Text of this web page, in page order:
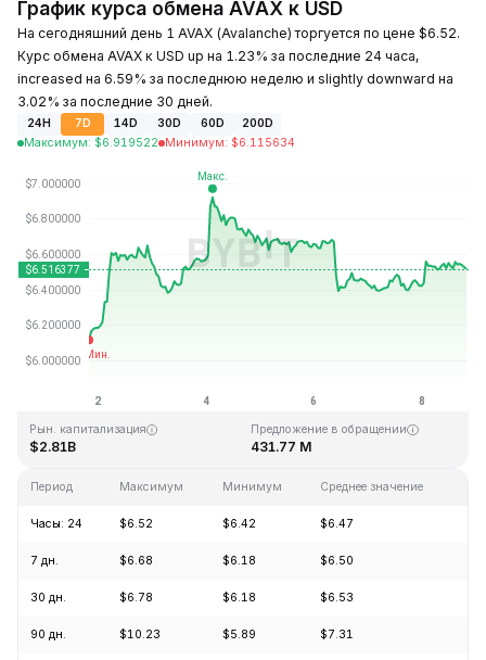
График курса обмена AVAX к USD
На сегодняшний день 1 AVAX (Avalanche) торгуется по цене $6.52.
Курс обмена AVAX к USD up на 1.23% за последние 24 часа,
increased на 6.59% за последнюю неделю и slightly downward на
3.02% за последние 30 дней.
24H 7D 14D 30D 60D
200D
Максимум: $6.919522 Минимум: $6.115634
Последнее обновление: 20:25 GMT+0 2026-08-08
Рын. капитализация
$2.81B
Предложение в обращении
431.77 M
Период Максимум Минимум Среднее значение
Часы: 24 $6.52 $6.42 $6.47
7 дн. $6.68 $6.18 $6.50
30 дн. $6.78 $6.18 $6.53
90 дн. $10.23 $5.89 $7.31